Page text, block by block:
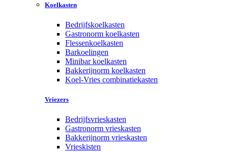
Koelkasten
Bedrijfskoelkasten
Gastronorm koelkasten
Flessenkoelkasten
Barkoelingen
Minibar koelkasten
Bakkerijnorm koelkasten
Koel-Vries combinatiekasten
Vriezers
Bedrijfsvrieskasten
Gastronorm vrieskasten
Bakkerijnorm vrieskasten
Vrieskisten